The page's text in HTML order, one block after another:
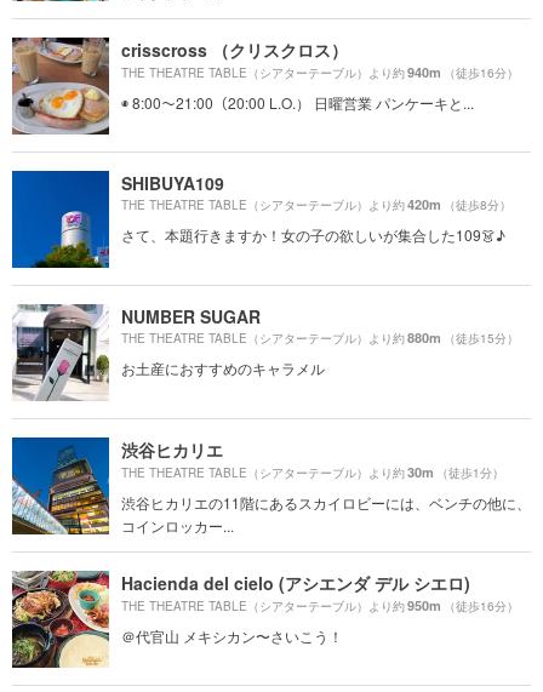
crisscross （クリスクロス）
THE THEATRE TABLE（シアターテーブル）より約940m （徒歩16分）
◉ 8:00〜21:00（20:00 L.O.） 日曜営業 パンケーキと...
SHIBUYA109
THE THEATRE TABLE（シアターテーブル）より約420m （徒歩8分）
さて、本題行きますか！女の子の欲しいが集合した109👗♪
NUMBER SUGAR
THE THEATRE TABLE（シアターテーブル）より約880m （徒歩15分）
お土産におすすめのキャラメル
渋谷ヒカリエ
THE THEATRE TABLE（シアターテーブル）より約30m （徒歩1分）
渋谷ヒカリエの11階にあるスカイロビーには、ベンチの他に、
コインロッカー...
Hacienda del cielo (アシエンダ デル シエロ)
THE THEATRE TABLE（シアターテーブル）より約950m （徒歩16分）
＠代官山 メキシカン〜さいこう！